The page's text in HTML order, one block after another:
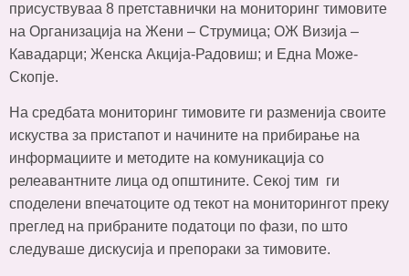
присуствуваа 8 претставнички на мониторинг тимовите
на Организација на Жени – Струмица; ОЖ Визија –
Кавадарци; Женска Акција-Радовиш; и Една Може-
Скопје.
На средбата мониторинг тимовите ги разменија своите
искуства за пристапот и начините на прибирање на
информациите и методите на комуникација со
релеавантните лица од општините. Секој тим ги
споделени впечатоците од текот на мониторингот преку
преглед на прибраните податоци по фази, по што
следуваше дискусија и препораки за тимовите.